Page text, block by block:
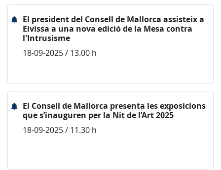
El president del Consell de Mallorca assisteix a
Eivissa a una nova edició de la Mesa contra
l'Intrusisme
18-09-2025 / 13.00 h
El Consell de Mallorca presenta les exposicions
que s’inauguren per la Nit de l’Art 2025
18-09-2025 / 11.30 h